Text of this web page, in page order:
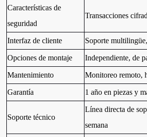
Características de
seguridad
Transacciones
Interfaz de cliente Soporte
Opciones de montaje Independiente, de
Mantenimiento Monitoreo remoto,
Garantía 1 año en piezas y
Soporte técnico
Línea directa de
semana